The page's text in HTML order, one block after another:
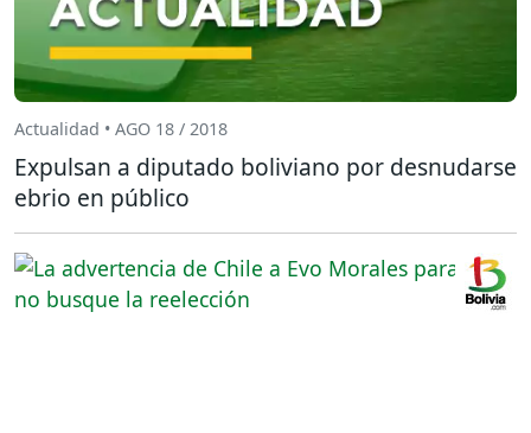
Actualidad • AGO 18 / 2018
Expulsan a diputado boliviano por desnudarse
ebrio en público